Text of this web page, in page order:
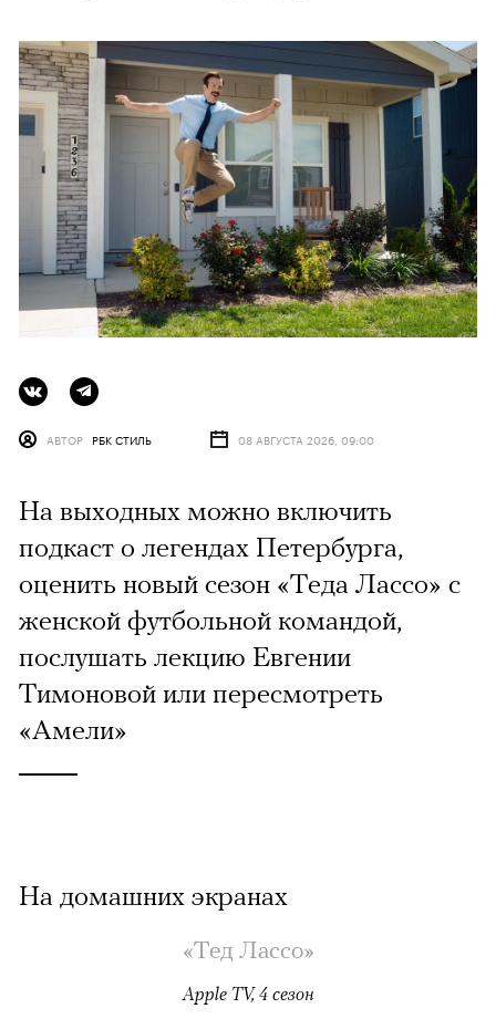
АВТОР РБК СТИЛЬ 08 АВГУСТА 2026, 09:00
На выходных можно включить
подкаст о легендах Петербурга,
оценить новый сезон «Теда Лассо» с
женской футбольной командой,
послушать лекцию Евгении
Тимоновой или пересмотреть
«Амели»
На домашних экранах
«Тед Лассо»
Apple TV, 4 сезон